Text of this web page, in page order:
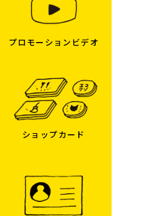
プロモーションビデオ
ショップカード